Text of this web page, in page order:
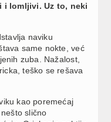
i lomljivi. Uz to, neki
naviku
same nokte, već
zuba. Nažalost,
teško se rešava
kao poremećaj
slično